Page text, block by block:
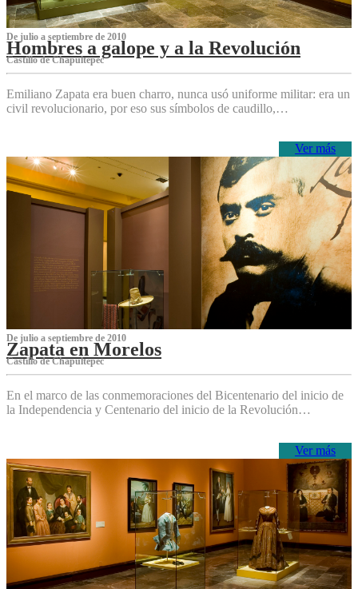
De julio a septiembre de 2010
Hombres a galope y a la Revolución
Castillo de Chapultepec
Emiliano Zapata era buen charro, nunca usó uniforme militar: era un
civil revolucionario, por eso sus símbolos de caudillo,…
Ver más
De julio a septiembre de 2010
Zapata en Morelos
Castillo de Chapultepec
En el marco de las conmemoraciones del Bicentenario del inicio de
la Independencia y Centenario del inicio de la Revolución…
Ver más